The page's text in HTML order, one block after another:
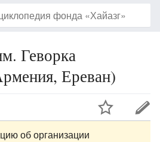
Геворка
Ереван)
об организации